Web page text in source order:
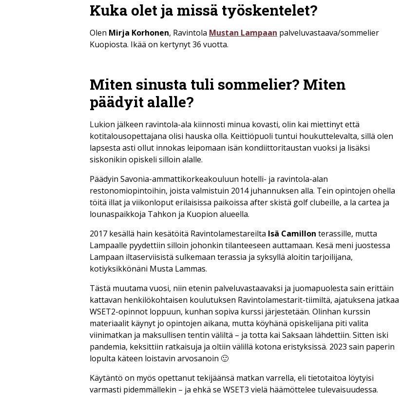
Kuka olet ja missä työskentelet?
Olen Mirja Korhonen, Ravintola Mustan Lampaan palveluvastaava/sommelier
Kuopiosta. Ikää on kertynyt 36 vuotta.
Miten sinusta tuli sommelier? Miten
päädyit alalle?
Lukion jälkeen ravintola-ala kiinnosti minua kovasti, olin kai miettinyt että
kotitalousopettajana olisi hauska olla. Keittiöpuoli tuntui houkuttelevalta, sillä olen
lapsesta asti ollut innokas leipomaan isän kondiittoritaustan vuoksi ja lisäksi
siskonikin opiskeli silloin alalle.
Päädyin Savonia-ammattikorkeakouluun hotelli- ja ravintola-alan
restonomiopintoihin, joista valmistuin 2014 juhannuksen alla. Tein opintojen ohella
töitä illat ja viikonloput erilaisissa paikoissa after skistä golf clubeille, a la cartea ja
lounaspaikkoja Tahkon ja Kuopion alueella.
2017 kesällä hain kesätöitä Ravintolamestareilta Isä Camillon terassille, mutta
Lampaalle pyydettiin silloin johonkin tilanteeseen auttamaan. Kesä meni juostessa
Lampaan iltaserviisistä sulkemaan terassia ja syksyllä aloitin tarjoilijana,
kotiyksikkönäni Musta Lammas.
Tästä muutama vuosi, niin etenin palveluvastaavaksi ja juomapuolesta sain erittäin
kattavan henkilökohtaisen koulutuksen Ravintolamestarit-tiimiltä, ajatuksena jatkaa
WSET2-opinnot loppuun, kunhan sopiva kurssi järjestetään. Olinhan kurssin
materiaalit käynyt jo opintojen aikana, mutta köyhänä opiskelijana piti valita
viinimatkan ja maksullisen tentin väliltä – ja totta kai Saksaan lähdettiin. Sitten iski
pandemia, keksittiin ratkaisuja ja oltiin välillä kotona eristyksissä. 2023 sain paperin
lopulta käteen loistavin arvosanoin 🙂
Käytäntö on myös opettanut tekijäänsä matkan varrella, eli tietotaitoa löytyisi
varmasti pidemmällekin – ja ehkä se WSET3 vielä häämöttelee tulevaisuudessa.